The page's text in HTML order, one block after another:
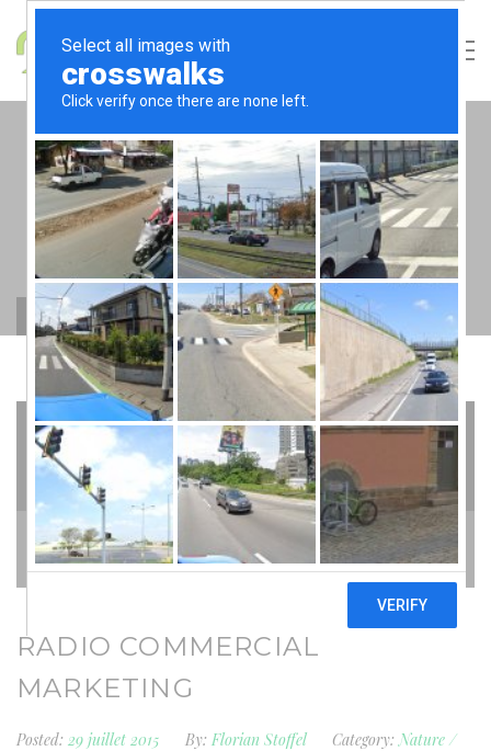
TAGS: AUDIO
Beautifully suited for all your web-based needs
Home audio
RADIO COMMERCIAL MARKETING 00:00
RADIO COMMERCIAL
MARKETING
Posted: 29 juillet 2015 By: Florian Stoffel Category: Nature/